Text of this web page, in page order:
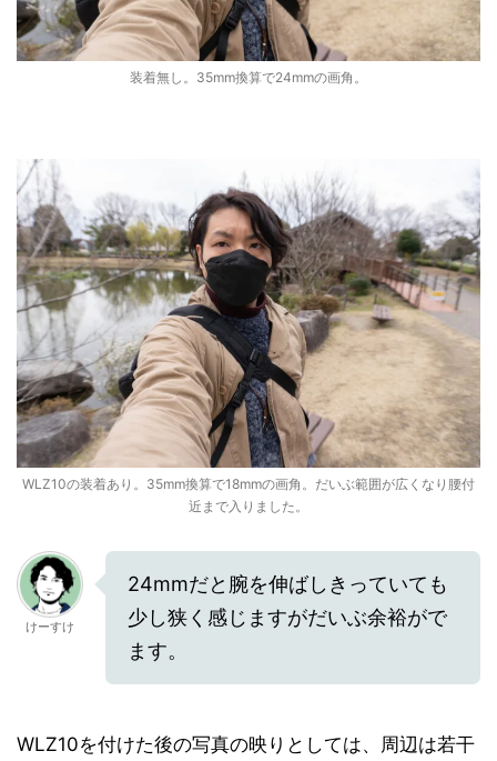
装着無し。35mm換算で24mmの画角。
WLZ10の装着あり。35mm換算で18mmの画角。だいぶ範囲が広くなり腰付
近まで入りました。
けーすけ
24mmだと腕を伸ばしきっていても
少し狭く感じますがだいぶ余裕がで
ます。
WLZ10を付けた後の写真の映りとしては、周辺は若干